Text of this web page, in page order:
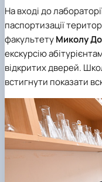
На вході до
паспортизації
факультетуМиколу
екскурсію
відкритих дверей.
встигнути показати